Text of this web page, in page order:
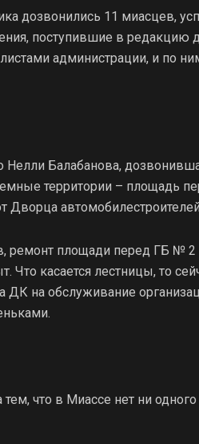
дозвонились 11 миасцев,
поступившие в редакцию
администрации, и по
Балабанова,
территории – площадь
Дворца
ремонт площади перед ГБ №
Что касается лестницы, то
ДК на обслуживание
тем, что в Миассе нет ни